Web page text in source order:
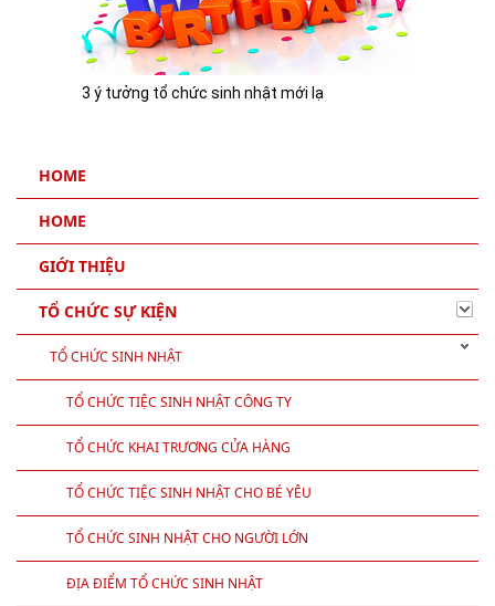
HOME
HOME
GIỚI THIỆU
TỔ CHỨC SỰ KIỆN
TỔ CHỨC SINH NHẬT
TỔ CHỨC TIỆC SINH NHẬT CÔNG TY
TỔ CHỨC KHAI TRƯƠNG CỬA HÀNG
TỔ CHỨC TIỆC SINH NHẬT CHO BÉ YÊU
TỔ CHỨC SINH NHẬT CHO NGƯỜI LỚN
ĐỊA ĐIỂM TỔ CHỨC SINH NHẬT